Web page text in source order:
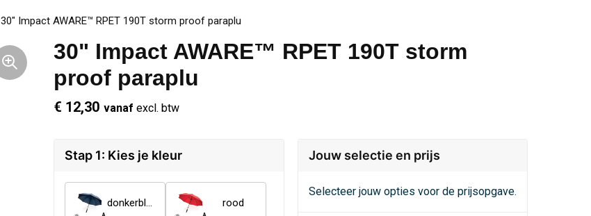
30" Impact AWARE™ RPET 190T storm proof paraplu
30" Impact AWARE™ RPET 190T storm
proof paraplu
€ 12,30 vanaf excl. btw
Stap 1: Kies je kleur
donkerblauw rood
Jouw selectie en prijs
Selecteer jouw opties voor de prijsopgave.